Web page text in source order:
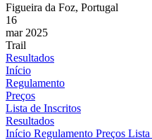
Figueira da Foz, Portugal
16
mar 2025
Trail
Resultados
Início
Regulamento
Preços
Lista de Inscritos
Resultados
Início Regulamento Preços Lista